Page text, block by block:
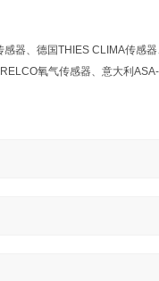
器、德国THIES CLIMA传感
氧气传感器、意大利